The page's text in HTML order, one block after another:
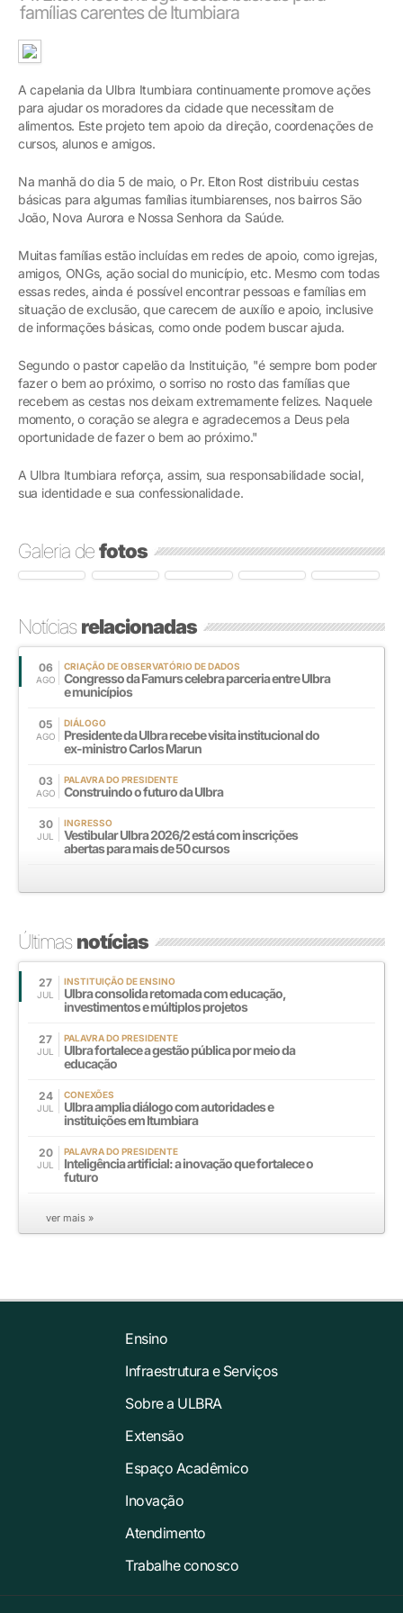
famílias carentes de Itumbiara
A capelania da Ulbra Itumbiara continuamente promove ações
para ajudar os moradores da cidade que necessitam de
alimentos. Este projeto tem apoio da direção, coordenações de
cursos, alunos e amigos.
Na manhã do dia 5 de maio, o Pr. Elton Rost distribuiu cestas
básicas para algumas famílias itumbiarenses, nos bairros São
João, Nova Aurora e Nossa Senhora da Saúde.
Muitas famílias estão incluídas em redes de apoio, como igrejas,
amigos, ONGs, ação social do município, etc. Mesmo com todas
essas redes, ainda é possível encontrar pessoas e famílias em
situação de exclusão, que carecem de auxílio e apoio, inclusive
de informações básicas, como onde podem buscar ajuda.
Segundo o pastor capelão da Instituição, "é sempre bom poder
fazer o bem ao próximo, o sorriso no rosto das famílias que
recebem as cestas nos deixam extremamente felizes. Naquele
momento, o coração se alegra e agradecemos a Deus pela
oportunidade de fazer o bem ao próximo."
A Ulbra Itumbiara reforça, assim, sua responsabilidade social,
sua identidade e sua confessionalidade.
Galeria defotos
Notíciasrelacionadas
06
AGO
CRIAÇÃO DE OBSERVATÓRIO DE DADOS
Congresso da Famurs celebra parceria entre Ulbra
e municípios
05
AGO
DIÁLOGO
Presidente da Ulbra recebe visita institucional do
ex-ministro Carlos Marun
03
AGO
PALAVRA DO PRESIDENTE
Construindo o futuro da Ulbra
30
JUL
INGRESSO
Vestibular Ulbra 2026/2 está com inscrições
abertas para mais de 50 cursos
Últimasnotícias
27
JUL
INSTITUIÇÃO DE ENSINO
Ulbra consolida retomada com educação,
investimentos e múltiplos projetos
27
JUL
PALAVRA DO PRESIDENTE
Ulbra fortalece a gestão pública por meio da
educação
24
JUL
CONEXÕES
Ulbra amplia diálogo com autoridades e
instituições em Itumbiara
20
JUL
PALAVRA DO PRESIDENTE
Inteligência artificial: a inovação que fortalece o
futuro
ver mais »
Ensino
Infraestrutura e Serviços
Sobre a ULBRA
Extensão
Espaço Acadêmico
Inovação
Atendimento
Trabalhe conosco